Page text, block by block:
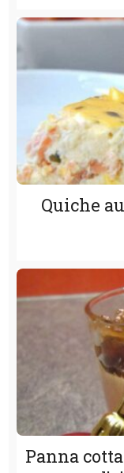
Quiche
Panna